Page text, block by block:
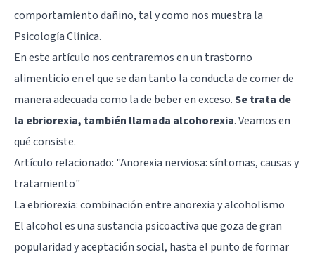
comportamiento dañino, tal y como nos muestra la
Psicología Clínica.
En este artículo nos centraremos en un trastorno
alimenticio en el que se dan tanto la conducta de comer de
manera adecuada como la de beber en exceso.Se trata de
la ebriorexia, también llamada alcohorexia. Veamos en
qué consiste.
Artículo relacionado: "Anorexia nerviosa: síntomas, causas y
tratamiento"
La ebriorexia: combinación entre anorexia y alcoholismo
El alcohol es una sustancia psicoactiva que goza de gran
popularidad y aceptación social, hasta el punto de formar